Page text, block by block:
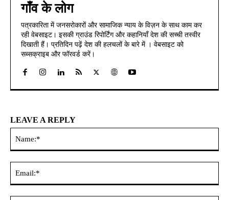
गाँव के लोग
पत्रकारिता में जनसरोकारों और सामाजिक न्याय के विज़न के साथ काम कर
रही वेबसाइट। इसकी ग्राउंड रिपोर्टिंग और कहानियाँ देश की सच्ची तस्वीर
दिखाती हैं। प्रतिदिन पढ़ें देश की हलचलों के बारे में । वेबसाइट को
सब्सक्राइब और फॉरवर्ड करें।
LEAVE A REPLY